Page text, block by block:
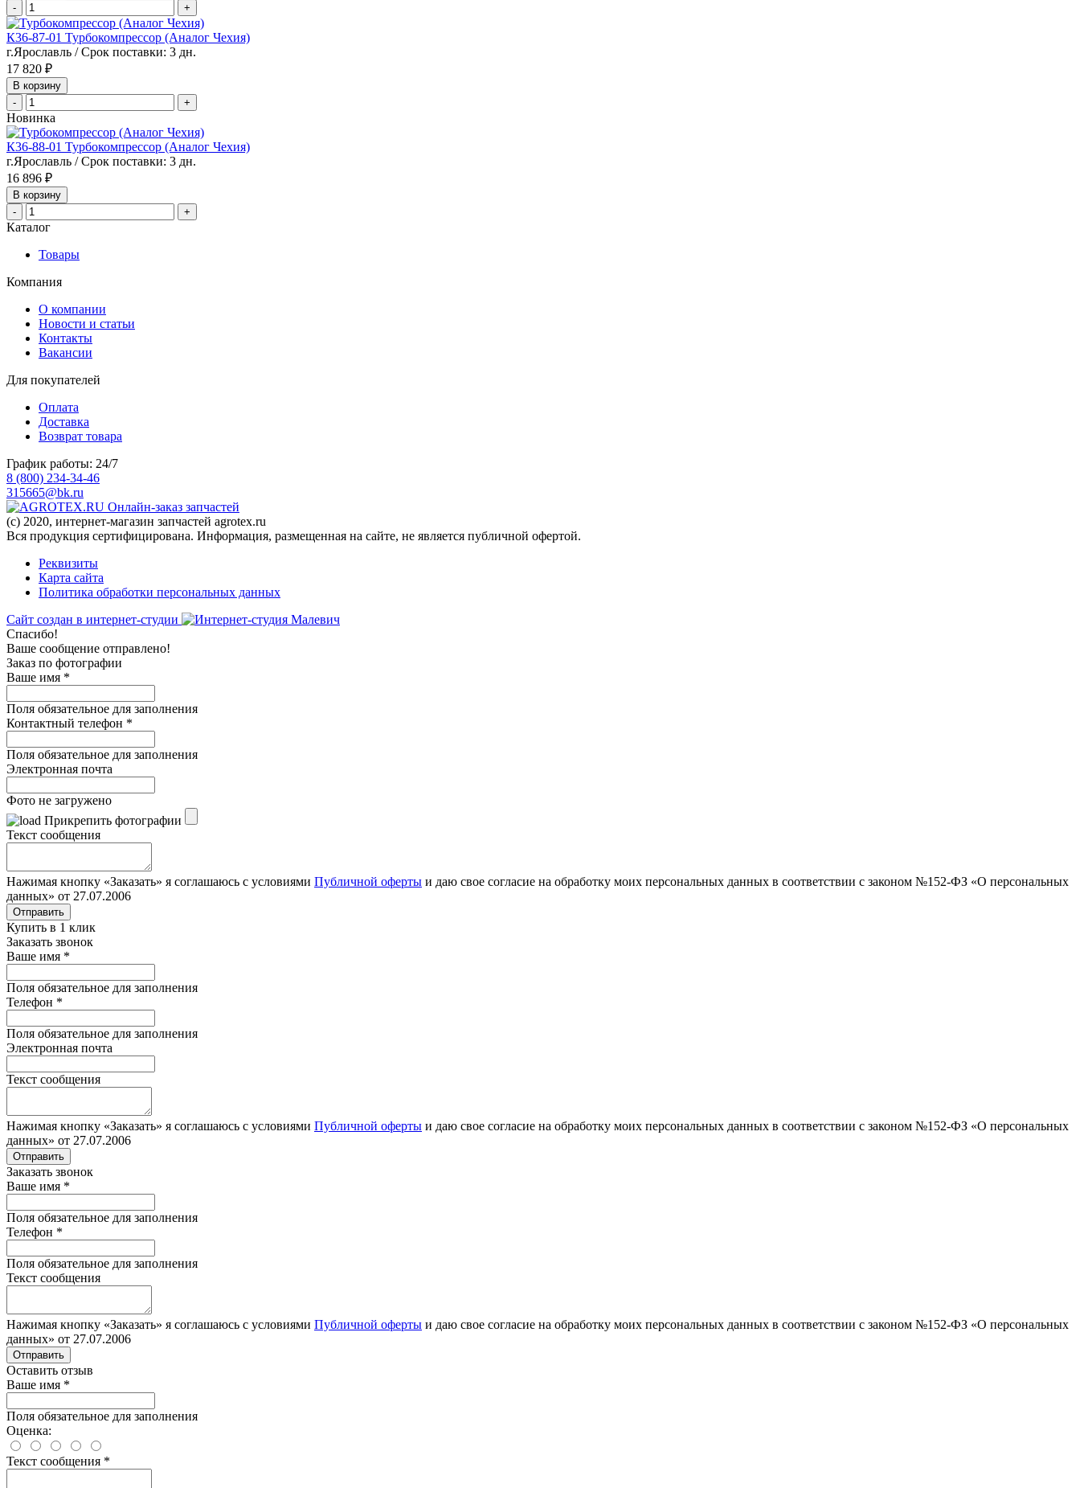
-
+
К36-87-01 Турбокомпрессор (Аналог Чехия)
г.Ярославль / Срок поставки: 3 дн.
17 820 ₽
В корзину
-
+
Новинка
К36-88-01 Турбокомпрессор (Аналог Чехия)
г.Ярославль / Срок поставки: 3 дн.
16 896 ₽
В корзину
-
+
Каталог
Товары
Компания
О компании
Новости и статьи
Контакты
Вакансии
Для покупателей
Оплата
Доставка
Возврат товара
График работы: 24/7
8 (800) 234-34-46
315665@bk.ru
Онлайн-заказ запчастей
(c) 2020, интернет-магазин запчастей agrotex.ru
Вся продукция сертифицирована. Информация, размещенная на сайте, не является публичной офертой.
Реквизиты
Карта сайта
Политика обработки персональных данных
Сайт создан в интернет-студии
Спасибо!
Ваше сообщение отправлено!
Заказ по фотографии
Ваше имя *
Поля обязательное для заполнения
Контактный телефон *
Поля обязательное для заполнения
Электронная почта
Фото не загружено
Прикрепить фотографии
Текст сообщения
Нажимая кнопку «Заказать» я соглашаюсь с условиями Публичной оферты и даю свое согласие на обработку моих персональных данных в соответствии с законом №152-ФЗ «О персональных
данных» от 27.07.2006
Отправить
Купить в 1 клик
Заказать звонок
Ваше имя *
Поля обязательное для заполнения
Телефон *
Поля обязательное для заполнения
Электронная почта
Текст сообщения
Нажимая кнопку «Заказать» я соглашаюсь с условиями Публичной оферты и даю свое согласие на обработку моих персональных данных в соответствии с законом №152-ФЗ «О персональных
данных» от 27.07.2006
Отправить
Заказать звонок
Ваше имя *
Поля обязательное для заполнения
Телефон *
Поля обязательное для заполнения
Текст сообщения
Нажимая кнопку «Заказать» я соглашаюсь с условиями Публичной оферты и даю свое согласие на обработку моих персональных данных в соответствии с законом №152-ФЗ «О персональных
данных» от 27.07.2006
Отправить
Оставить отзыв
Ваше имя *
Поля обязательное для заполнения
Оценка:
Текст сообщения *